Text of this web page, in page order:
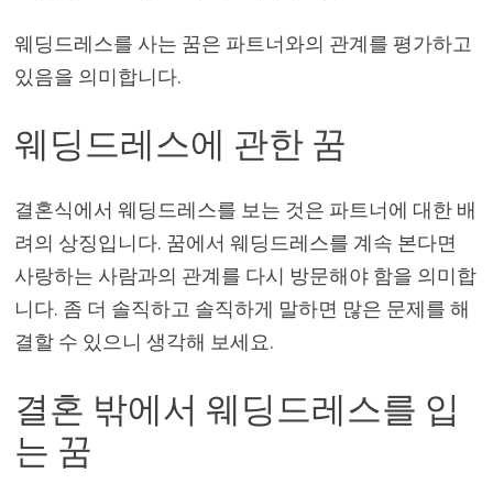
웨딩드레스를 사는 꿈은 파트너와의 관계를 평가하고
있음을 의미합니다.
웨딩드레스에 관한 꿈
결혼식에서 웨딩드레스를 보는 것은 파트너에 대한 배
려의 상징입니다. 꿈에서 웨딩드레스를 계속 본다면
사랑하는 사람과의 관계를 다시 방문해야 함을 의미합
니다. 좀 더 솔직하고 솔직하게 말하면 많은 문제를 해
결할 수 있으니 생각해 보세요.
결혼 밖에서 웨딩드레스를 입
는 꿈